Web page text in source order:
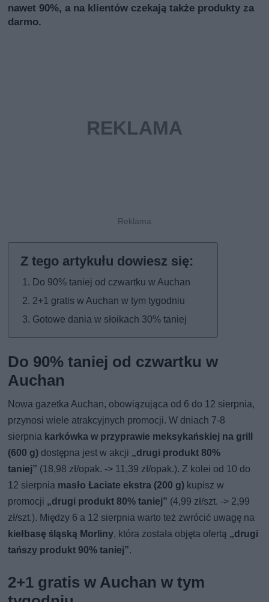
nawet 90%, a na klientów czekają także produkty za
darmo.
Do 90% taniej od czwartku w Auchan
2+1 gratis w Auchan w tym tygodniu
Gotowe dania w słoikach 30% taniej
Do 90% taniej od czwartku w
Auchan
Nowa gazetka Auchan, obowiązująca od 6 do 12 sierpnia,
przynosi wiele atrakcyjnych promocji. W dniach 7-8
sierpnia karkówka w przyprawie meksykańskiej na grill
(600 g) dostępna jest w akcji „drugi produkt 80%
taniej” (18,98 zł/opak. -> 11,39 zł/opak.). Z kolei od 10 do
12 sierpnia masło Łaciate ekstra (200 g) kupisz w
promocji „drugi produkt 80% taniej” (4,99 zł/szt. -> 2,99
zł/szt.). Między 6 a 12 sierpnia warto też zwrócić uwagę na
kiełbasę śląską Morliny, która została objęta ofertą „drugi
tańszy produkt 90% taniej”.
2+1 gratis w Auchan w tym